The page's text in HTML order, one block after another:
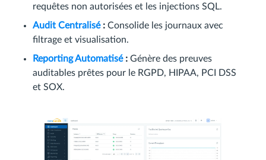
requêtes non autorisées et les injections SQL.
Audit Centralisé: Consolide les journaux avec
filtrage et visualisation.
Reporting Automatisé: Génère des preuves
auditables prêtes pour le RGPD, HIPAA, PCI DSS
et SOX.